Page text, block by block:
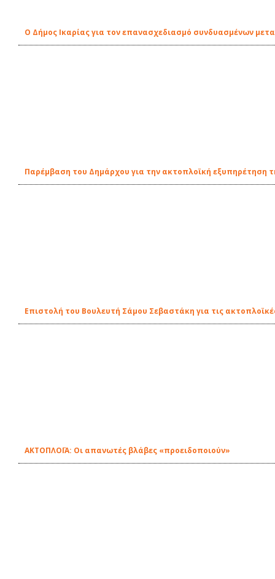
O Δήμος Ικαρίας για τον επανασχεδιασμό συνδυασμένων
Παρέμβαση του Δημάρχου για την ακτοπλοϊκή εξυπηρέτηση
Επιστολή του Βουλευτή Σάμου Σεβαστάκη για τις
ΑΚΤΟΠΛΟΪΑ: Οι απανωτές βλάβες «προειδοποιούν»